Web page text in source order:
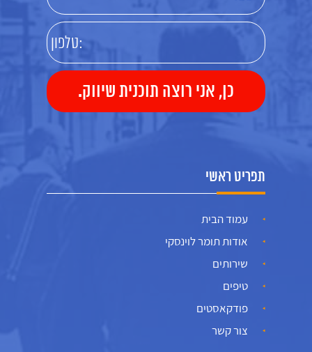
תפריט ראשי
עמוד הבית
אודות תומר לוינסקי
שירותים
טיפים
פודקאסטים
צור קשר